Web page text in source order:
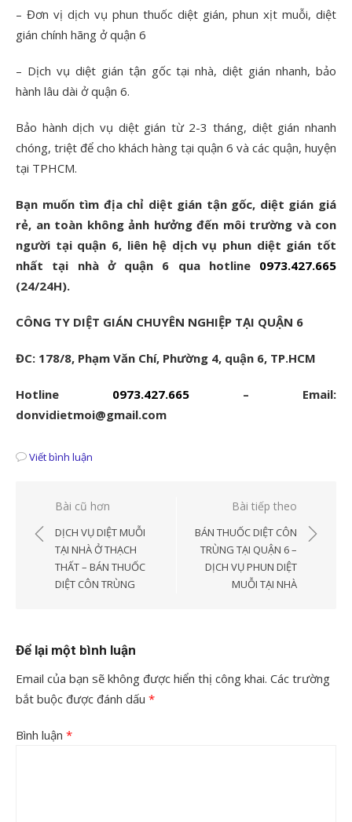
– Đơn vị dịch vụ phun thuốc diệt gián, phun xịt muỗi, diệt
gián chính hãng ở quận 6
– Dịch vụ diệt gián tận gốc tại nhà, diệt gián nhanh, bảo
hành lâu dài ở quận 6.
Bảo hành dịch vụ diệt gián từ 2-3 tháng, diệt gián nhanh
chóng, triệt để cho khách hàng tại quận 6 và các quận, huyện
tại TPHCM.
Bạn muốn tìm địa chỉ diệt gián tận gốc, diệt gián giá
rẻ, an toàn không ảnh hưởng đến môi trường và con
người tại quận 6, liên hệ dịch vụ phun diệt gián tốt
nhất tại nhà ở quận 6 qua hotline 0973.427.665
(24/24H).
CÔNG TY DIỆT GIÁN CHUYÊN NGHIỆP TẠI QUẬN 6
ĐC: 178/8, Phạm Văn Chí, Phường 4, quận 6, TP.HCM
Hotline 0973.427.665 – Email:
donvidietmoi@gmail.com
Viết bình luận
Điều
hướng
viết
Bài cũ hơn
DỊCH VỤ DIỆT MUỖI
TẠI NHÀ Ở THẠCH
THẤT – BÁN THUỐC
DIỆT CÔN TRÙNG
Bài tiếp theo
BÁN THUỐC DIỆT CÔN
TRÙNG TẠI QUẬN 6 –
DỊCH VỤ PHUN DIỆT
MUỖI TẠI NHÀ
Để lại một bình luận
Email của bạn sẽ không được hiển thị công khai. Các trường
bắt buộc được đánh dấu *
Bình luận *